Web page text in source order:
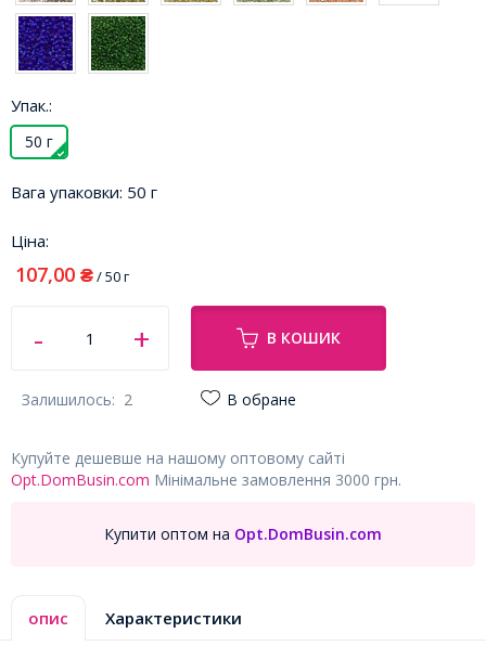
Упак.:
50 г
Вага упаковки: 50 г
Ціна:
107,00 ₴/ 50 г
В КОШИК
Залишилось: 2 В обране
Купуйте дешевше на нашому оптовому сайті
Opt.DomBusin.com Мінімальне замовлення 3000 грн.
Купити оптом на Opt.DomBusin.com
опис Характеристики